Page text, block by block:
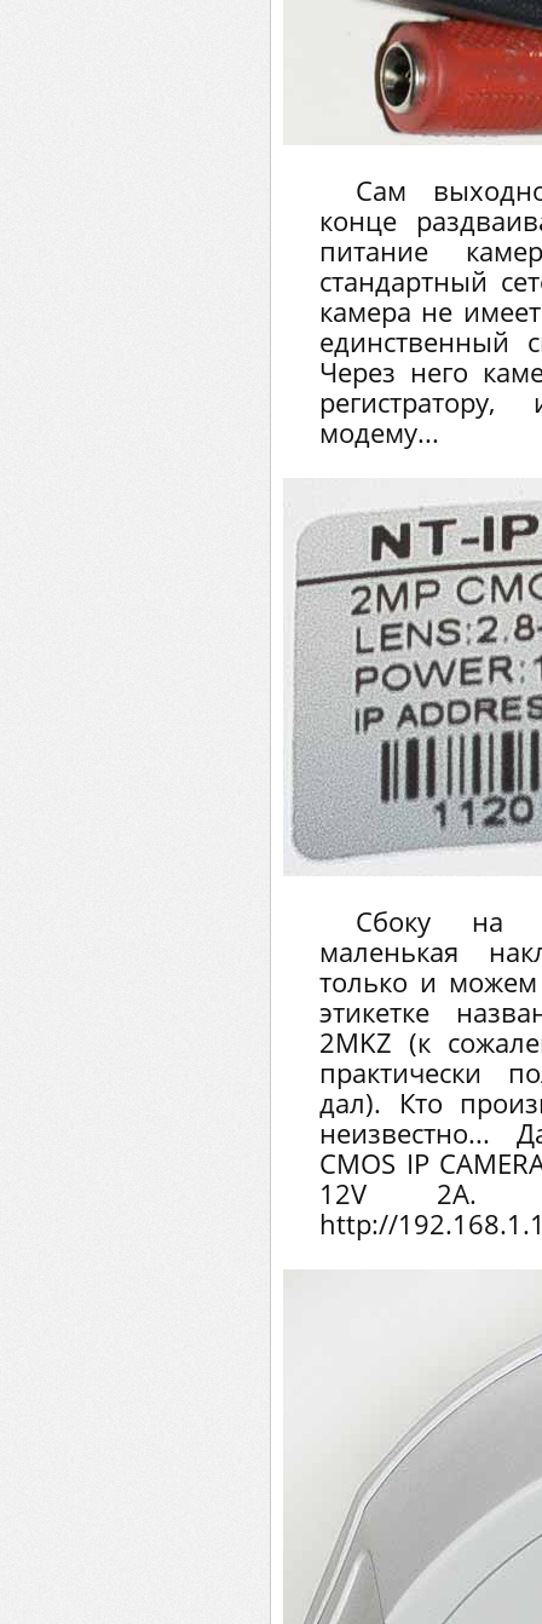
Сам
конце
питание
стандартный
камера не
единственный
Через него
модему...
Сбоку на
маленькая
только и можем
этикетке
2MKZ (к
практически
дал). Кто
неизвестно...
CMOS IP
12V 2A.
http://